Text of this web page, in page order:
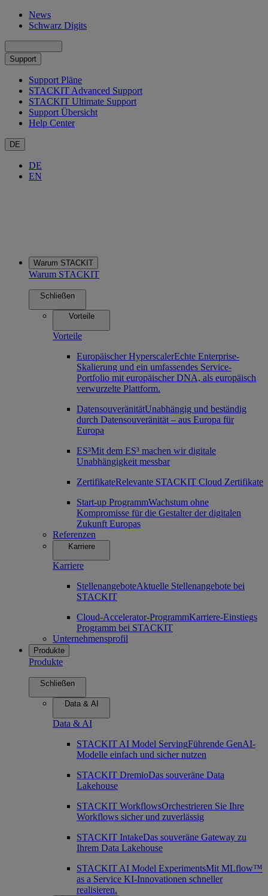
News
Schwarz Digits
Support
Support Pläne
STACKIT Advanced Support
STACKIT Ultimate Support
Support Übersicht
Help Center
DE
DE
EN
Warum STACKIT
Warum STACKIT
Schließen
Vorteile
Vorteile
Europäischer HyperscalerEchte Enterprise-
Skalierung und ein umfassendes Service-
Portfolio mit europäischer DNA, als europäisch
verwurzelte Plattform.
DatensouveränitätUnabhängig und beständig
durch Datensouveränität – aus Europa für
Europa
ES³Mit dem ES³ machen wir digitale
Unabhängigkeit messbar
ZertifikateRelevante STACKIT Cloud Zertifikate
Start-up ProgrammWachstum ohne
Kompromisse für die Gestalter der digitalen
Zukunft Europas
Referenzen
Karriere
Karriere
StellenangeboteAktuelle Stellenangebote bei
STACKIT
Cloud-Accelerator-ProgrammKarriere-Einstiegs
Programm bei STACKIT
Unternehmensprofil
Produkte
Produkte
Schließen
Data & AI
Data & AI
STACKIT AI Model ServingFührende GenAI-
Modelle einfach und sicher nutzen
STACKIT DremioDas souveräne Data
Lakehouse
STACKIT WorkflowsOrchestrieren Sie Ihre
Workflows sicher und zuverlässig
STACKIT IntakeDas souveräne Gateway zu
Ihrem Data Lakehouse
STACKIT AI Model ExperimentsMit MLflow™
as a Service KI-Innovationen schneller
realisieren.